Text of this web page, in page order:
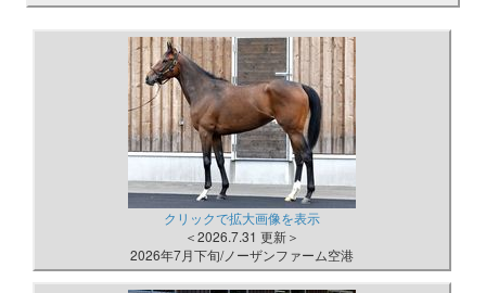
クリックで拡大画像を表示
＜2026.7.31 更新＞
2026年7月下旬/ノーザンファーム空港